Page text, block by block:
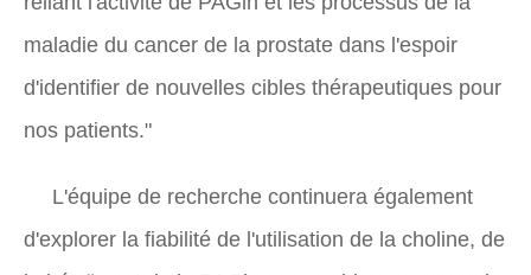
maladie du cancer de la prostate dans l'espoir
d'identifier de nouvelles cibles thérapeutiques pour
nos patients."
L'équipe de recherche continuera également
d'explorer la fiabilité de l'utilisation de la choline, de